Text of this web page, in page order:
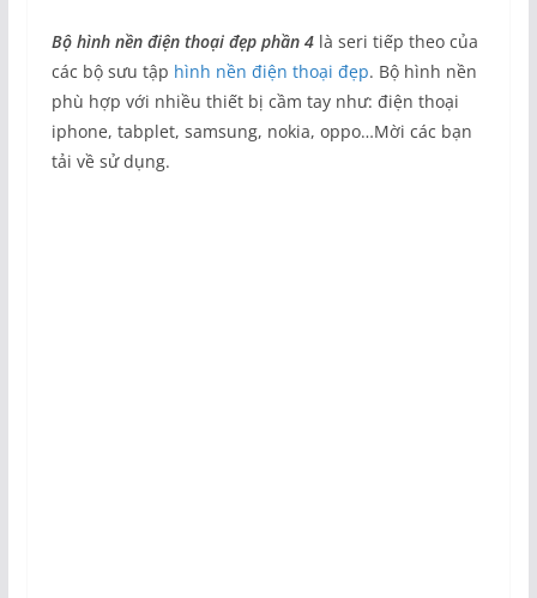
Bộ hình nền điện thoại đẹp phần 4là seri tiếp theo của
các bộ sưu tập hình nền điện thoại đẹp. Bộ hình nền
phù hợp với nhiều thiết bị cầm tay như: điện thoại
iphone, tabplet, samsung, nokia, oppo…Mời các bạn
tải về sử dụng.